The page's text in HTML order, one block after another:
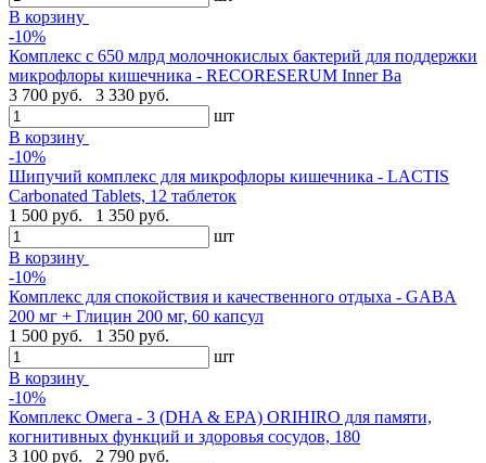
В корзину
-10%
Комплекс с 650 млрд молочнокислых бактерий для поддержки
микрофлоры кишечника - RECORESERUM Inner Ba
3 700 руб.
3 330 руб.
шт
В корзину
-10%
Шипучий комплекс для микрофлоры кишечника - LACTIS
Carbonated Tablets, 12 таблеток
1 500 руб.
1 350 руб.
шт
В корзину
-10%
Комплекс для спокойствия и качественного отдыха - GABA
200 мг + Глицин 200 мг, 60 капсул
1 500 руб.
1 350 руб.
шт
В корзину
-10%
Комплекс Омега - 3 (DHA & EPA) ORIHIRO для памяти,
когнитивных функций и здоровья сосудов, 180
3 100 руб.
2 790 руб.